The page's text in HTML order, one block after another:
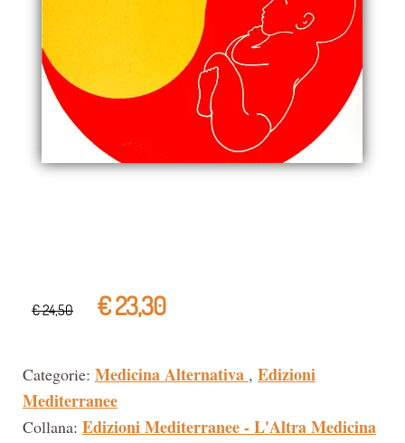
€ 24,50 € 23,30
Categorie: Medicina Alternativa , Edizioni
Mediterranee
Collana: Edizioni Mediterranee - L'Altra Medicina